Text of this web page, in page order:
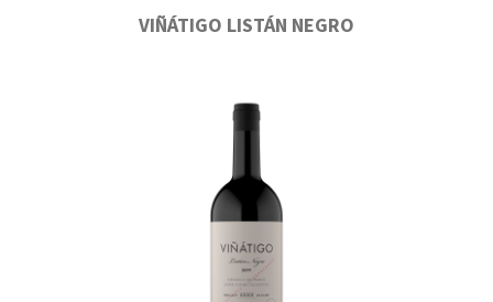
VIÑÁTIGO LISTÁN NEGRO